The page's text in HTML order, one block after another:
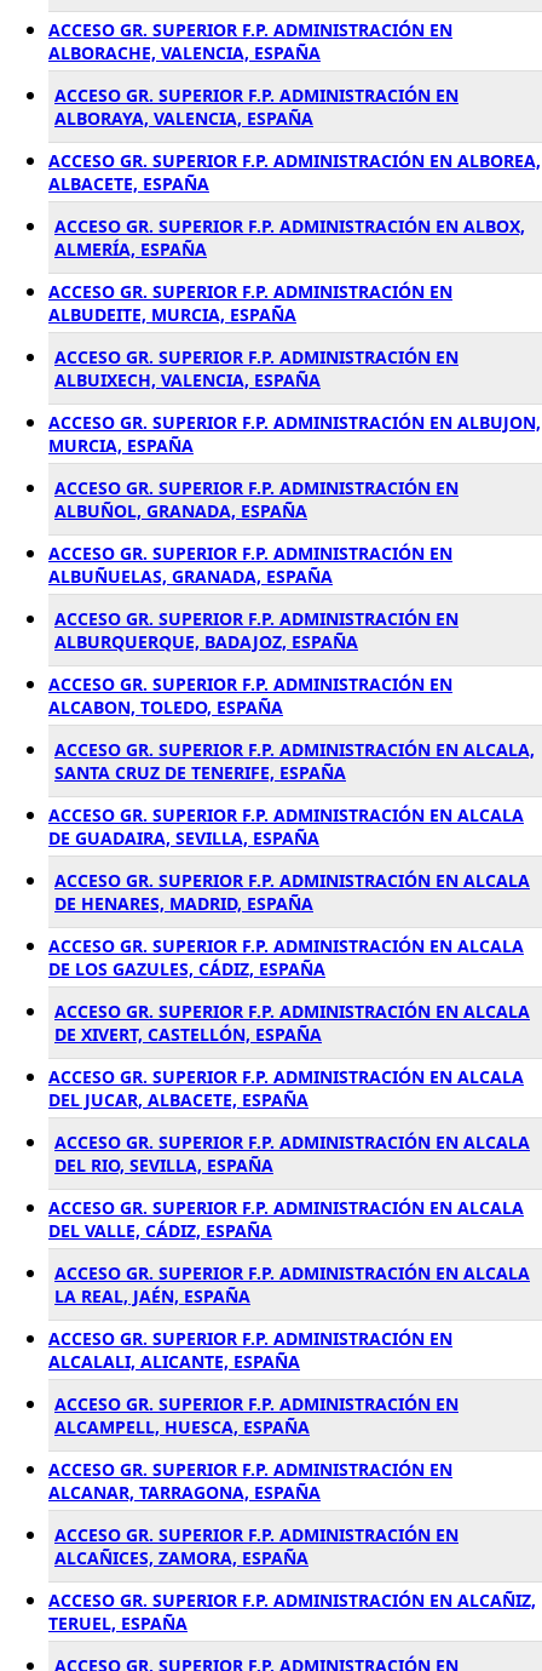
ACCESO GR. SUPERIOR F.P. ADMINISTRACIÓN EN
ALBORACHE, VALENCIA, ESPAÑA
ACCESO GR. SUPERIOR F.P. ADMINISTRACIÓN EN
ALBORAYA, VALENCIA, ESPAÑA
ACCESO GR. SUPERIOR F.P. ADMINISTRACIÓN EN ALBOREA,
ALBACETE, ESPAÑA
ACCESO GR. SUPERIOR F.P. ADMINISTRACIÓN EN ALBOX,
ALMERÍA, ESPAÑA
ACCESO GR. SUPERIOR F.P. ADMINISTRACIÓN EN
ALBUDEITE, MURCIA, ESPAÑA
ACCESO GR. SUPERIOR F.P. ADMINISTRACIÓN EN
ALBUIXECH, VALENCIA, ESPAÑA
ACCESO GR. SUPERIOR F.P. ADMINISTRACIÓN EN ALBUJON,
MURCIA, ESPAÑA
ACCESO GR. SUPERIOR F.P. ADMINISTRACIÓN EN
ALBUÑOL, GRANADA, ESPAÑA
ACCESO GR. SUPERIOR F.P. ADMINISTRACIÓN EN
ALBUÑUELAS, GRANADA, ESPAÑA
ACCESO GR. SUPERIOR F.P. ADMINISTRACIÓN EN
ALBURQUERQUE, BADAJOZ, ESPAÑA
ACCESO GR. SUPERIOR F.P. ADMINISTRACIÓN EN
ALCABON, TOLEDO, ESPAÑA
ACCESO GR. SUPERIOR F.P. ADMINISTRACIÓN EN ALCALA,
SANTA CRUZ DE TENERIFE, ESPAÑA
ACCESO GR. SUPERIOR F.P. ADMINISTRACIÓN EN ALCALA
DE GUADAIRA, SEVILLA, ESPAÑA
ACCESO GR. SUPERIOR F.P. ADMINISTRACIÓN EN ALCALA
DE HENARES, MADRID, ESPAÑA
ACCESO GR. SUPERIOR F.P. ADMINISTRACIÓN EN ALCALA
DE LOS GAZULES, CÁDIZ, ESPAÑA
ACCESO GR. SUPERIOR F.P. ADMINISTRACIÓN EN ALCALA
DE XIVERT, CASTELLÓN, ESPAÑA
ACCESO GR. SUPERIOR F.P. ADMINISTRACIÓN EN ALCALA
DEL JUCAR, ALBACETE, ESPAÑA
ACCESO GR. SUPERIOR F.P. ADMINISTRACIÓN EN ALCALA
DEL RIO, SEVILLA, ESPAÑA
ACCESO GR. SUPERIOR F.P. ADMINISTRACIÓN EN ALCALA
DEL VALLE, CÁDIZ, ESPAÑA
ACCESO GR. SUPERIOR F.P. ADMINISTRACIÓN EN ALCALA
LA REAL, JAÉN, ESPAÑA
ACCESO GR. SUPERIOR F.P. ADMINISTRACIÓN EN
ALCALALI, ALICANTE, ESPAÑA
ACCESO GR. SUPERIOR F.P. ADMINISTRACIÓN EN
ALCAMPELL, HUESCA, ESPAÑA
ACCESO GR. SUPERIOR F.P. ADMINISTRACIÓN EN
ALCANAR, TARRAGONA, ESPAÑA
ACCESO GR. SUPERIOR F.P. ADMINISTRACIÓN EN
ALCAÑICES, ZAMORA, ESPAÑA
ACCESO GR. SUPERIOR F.P. ADMINISTRACIÓN EN ALCAÑIZ,
TERUEL, ESPAÑA
ACCESO GR. SUPERIOR F.P. ADMINISTRACIÓN EN